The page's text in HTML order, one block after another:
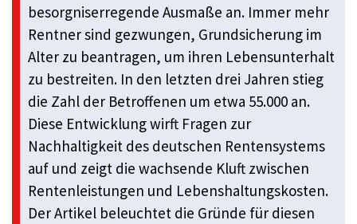
besorgniserregende Ausmaße an. Immer mehr
Rentner sind gezwungen, Grundsicherung im
Alter zu beantragen, um ihren Lebensunterhalt
zu bestreiten. In den letzten drei Jahren stieg
die Zahl der Betroffenen um etwa 55.000 an.
Diese Entwicklung wirft Fragen zur
Nachhaltigkeit des deutschen Rentensystems
auf und zeigt die wachsende Kluft zwischen
Rentenleistungen und Lebenshaltungskosten.
Der Artikel beleuchtet die Gründe für diesen